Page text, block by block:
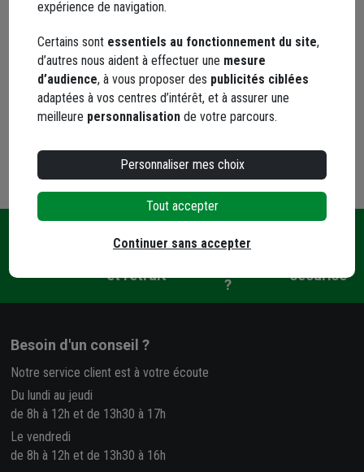
Choisir une agence pour vérifier le stock
Trouver du stock en agence
Livraison disponible selon stock agence
Livraison
et retrait
Une
?
sécurisé
Besoin d'un conseil ?
Notre service client est à votre écoute
Du lundi au jeudi
de 8h à 12h et de 13h30 à 17h
Le vendredi
de 8h à 12h et de 13h30 à 16h
expérience de navigation.
Certains sont essentiels au fonctionnement du site,
d’autres nous aident à effectuer une mesure
d’audience, à vous proposer des publicités ciblées
adaptées à vos centres d’intérêt, et à assurer une
meilleure personnalisation de votre parcours.
Personnaliser mes choix
Tout accepter
Continuer sans accepter